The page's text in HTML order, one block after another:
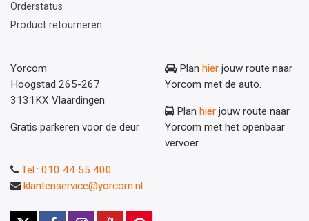
Orderstatus
Product retourneren
Yorcom
Hoogstad 265-267
3131KX Vlaardingen
Gratis parkeren voor de deur
Plan hier jouw route naar
Yorcom met de auto.
Plan hier jouw route naar
Yorcom met het openbaar
vervoer.
Tel.: 010 44 55 400
klantenservice@yorcom.nl